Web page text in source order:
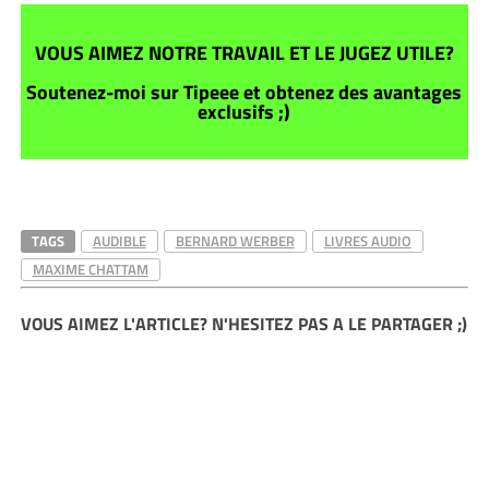
VOUS AIMEZ NOTRE TRAVAIL ET LE JUGEZ UTILE?
Soutenez-moi sur Tipeee et obtenez des avantages
exclusifs ;)
TAGS AUDIBLE BERNARD WERBER
LIVRES AUDIO
MAXIME CHATTAM
VOUS AIMEZ L'ARTICLE? N'HESITEZ PAS A LE PARTAGER ;)